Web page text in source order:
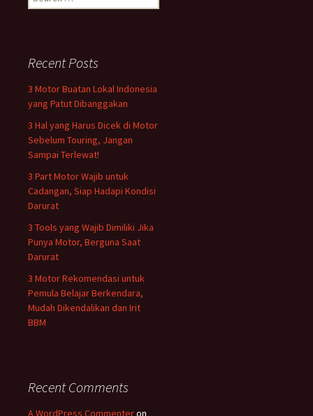
for:
Recent Posts
3 Motor Buatan Lokal Indonesia
yang Patut Dibanggakan
3 Hal yang Harus Dicek di Motor
Sebelum Touring, Jangan
Sampai Terlewat!
3 Part Motor Wajib untuk
Cadangan, Siap Hadapi Kondisi
Darurat
3 Tools yang Wajib Dimiliki Jika
Punya Motor, Berguna Saat
Darurat
3 Motor Rekomendasi untuk
Pemula Belajar Berkendara,
Mudah Dikendalikan dan Irit
BBM
Recent Comments
A WordPress Commenteron